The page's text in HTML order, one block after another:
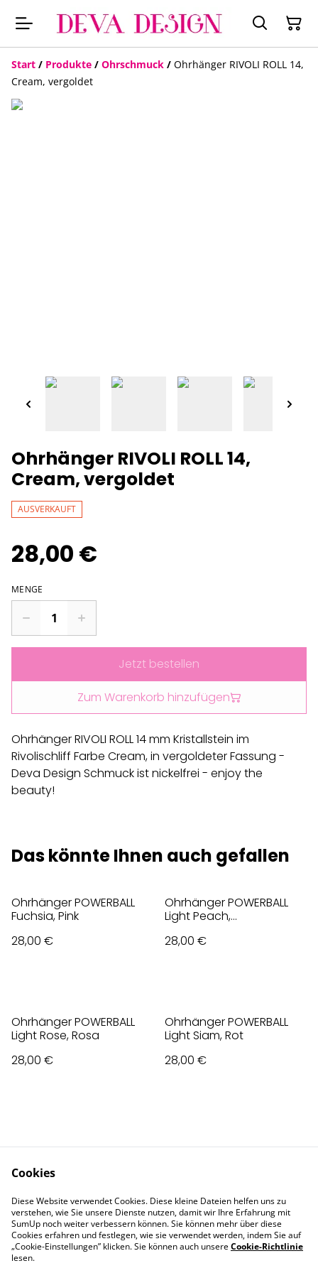
Start / Produkte / Ohrschmuck / Ohrhänger RIVOLI ROLL 14,
Cream, vergoldet
Ohrhänger RIVOLI ROLL 14,
Cream, vergoldet
AUSVERKAUFT
28,00 €
MENGE
Jetzt bestellen
Zum Warenkorb hinzufügen
Ohrhänger RIVOLI ROLL 14 mm Kristallstein im
Rivolischliff Farbe Cream, in vergoldeter Fassung -
Deva Design Schmuck ist nickelfrei - enjoy the
beauty!
Das könnte Ihnen auch gefallen
Ohrhänger POWERBALL
Fuchsia, Pink
28,00 €
Ohrhänger POWERBALL
Light Peach,
28,00 €
Ohrhänger POWERBALL
Light Rose, Rosa
28,00 €
Ohrhänger POWERBALL
Light Siam, Rot
28,00 €
Privacy Policy
Cookie Policy
Impressum
Cookies
Diese Website verwendet Cookies. Diese kleine Dateien helfen uns zu
verstehen, wie Sie unsere Dienste nutzen, damit wir Ihre Erfahrung mit
SumUp noch weiter verbessern können. Sie können mehr über diese
Cookies erfahren und festlegen, wie sie verwendet werden, indem Sie auf
„Cookie-Einstellungen” klicken. Sie können auch unsereCookie-Richtlinie
lesen.